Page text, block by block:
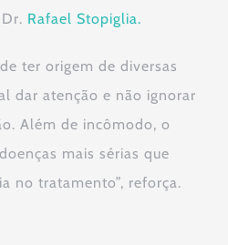
Rafael Stopiglia.
ter origem de diversas
dar atenção e não ignorar
Além de incômodo, o
mais sérias que
no tratamento”, reforça.